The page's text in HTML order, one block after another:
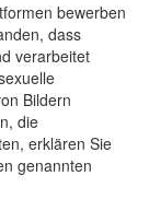
bewerben
dass
verarbeitet
Bildern
die
erklären Sie
genannten